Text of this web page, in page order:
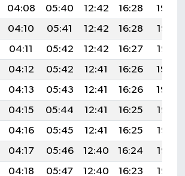
04:08 05:40 12:42 16:28
19:34
04:10 05:41 12:42 16:28
19:33
04:11 05:42 12:42 16:27
19:32
04:12 05:42 12:41 16:26
19:30
04:13 05:43 12:41 16:26
19:29
04:15 05:44 12:41 16:25
19:28
04:16 05:45 12:41 16:25
19:26
04:17 05:46 12:40 16:24
19:25
04:18 05:47 12:40 16:23 19:23